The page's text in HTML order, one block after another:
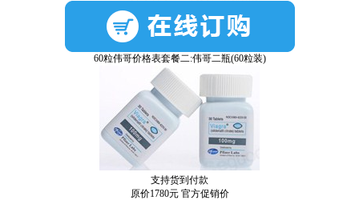
60粒伟哥价格表套餐二:伟哥二瓶(60粒装)
支持货到付款
原价1780元 官方促销价